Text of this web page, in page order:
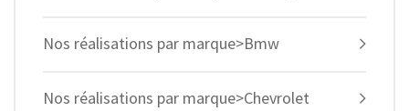
Nos réalisations par marque>Bmw
Nos réalisations par marque>Chevrolet